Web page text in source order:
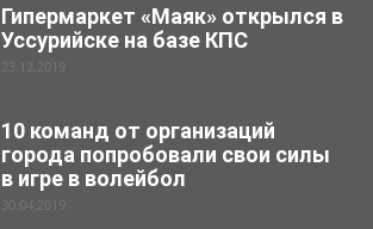
Гипермаркет «Маяк» открылся в
Уссурийске на базе КПС
23.12.2019
10 команд от организаций
города попробовали свои силы
в игре в волейбол
30.04.2019